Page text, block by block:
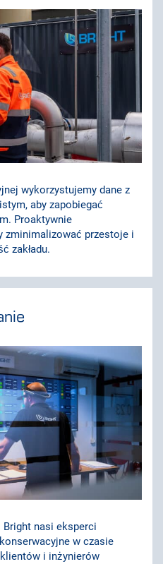
wykorzystujemy dane z
aby zapobiegać
Proaktywnie
zminimalizować przestoje i
zakładu.
nasi eksperci
w czasie
klientów i inżynierów